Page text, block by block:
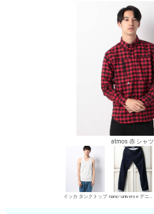
atmos 赤 シャツ
イッカ タンクトップ nano･universe デニムパンツ・ジーンズ